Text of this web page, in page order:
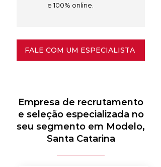
e 100% online.
FALE COM UM ESPECIALISTA
Empresa de recrutamento
e seleção especializada no
seu segmento em Modelo,
Santa Catarina